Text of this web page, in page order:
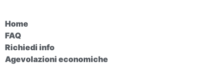
Home
FAQ
Richiedi info
Agevolazioni economiche